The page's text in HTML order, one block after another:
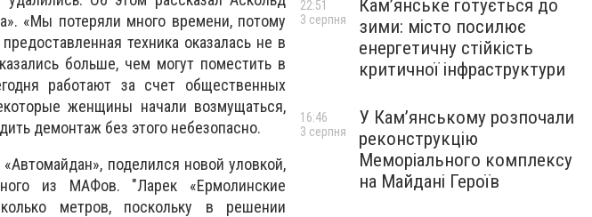
«Мы потеряли много времени, потому
техника оказалась не в
больше, чем могут поместить в
работают за счет общественных
женщины начали возмущаться,
демонтаж без этого небезопасно.
поделился новой уловкой,
из МАФов. "Ларек «Ермолинские
метров, поскольку в решении
Кам’янське готується до
зими: місто посилює
енергетичну стійкість
критичної інфраструктури
22:51
3 серпня
У Кам’янському розпочали
реконструкцію
Меморіального комплексу
на Майдані Героїв
16:46
3 серпня